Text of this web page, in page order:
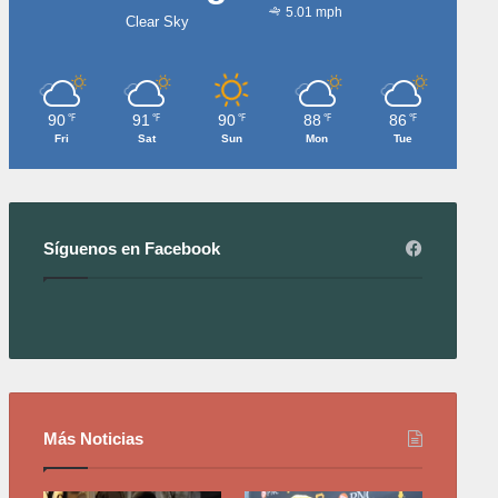
Clear Sky
5.01 mph
90 ℉
Fri
91 ℉
Sat
90 ℉
Sun
88 ℉
Mon
86 ℉
Tue
Síguenos en Facebook
Más Noticias